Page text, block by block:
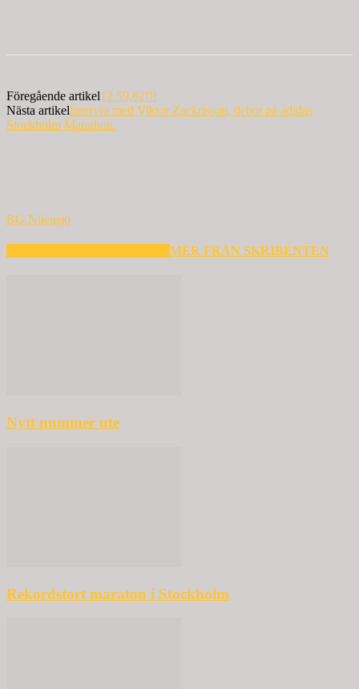
Föregående artikel12.59,82!!!
Nästa artikelIntervju med Viktor Zackrisson, debut på adidas
Stockholm Marathon.
BG Nilensjö
MER FRÅN SKRIBENTEN
Nytt nummer ute
Rekordstort maraton i Stockholm